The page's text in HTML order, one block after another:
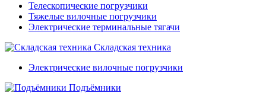
Телескопические погрузчики
Тяжелые вилочные погрузчики
Электрические терминальные тягачи
Складская техника
Электрические вилочные погрузчики
Подъёмники